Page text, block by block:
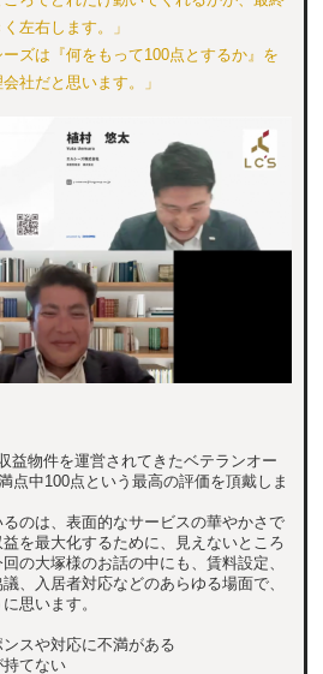
左右します。」
ーズは『何をもって100点とするか』を
社だと思います。」
益物件を運営されてきたベテランオー
点中100点という最高の評価を頂戴しま
のは、表面的なサービスの華やかさで
を最大化するために、見えないところ
の大塚様のお話の中にも、賃料設定、
、入居者対応などのあらゆる場面で、
思います。
スや対応に不満がある
持てない